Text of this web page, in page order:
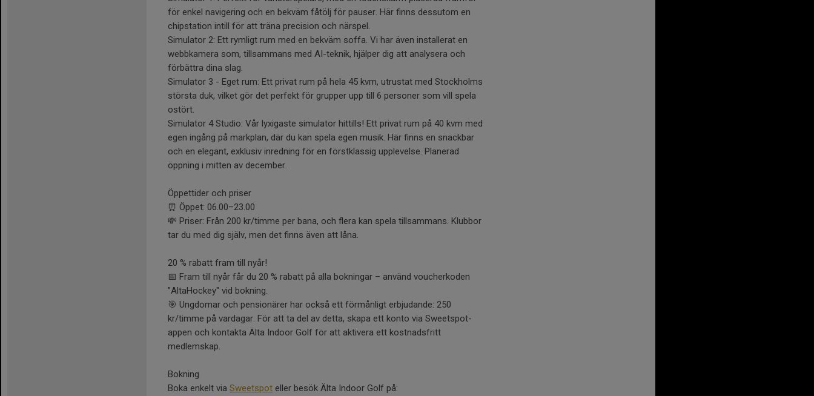
för enkel navigering och en bekväm fåtölj för pauser. Här finns dessutom en
chipstation intill för att träna precision och närspel.
Simulator 2: Ett rymligt rum med en bekväm soffa. Vi har även installerat en
webbkamera som, tillsammans med AI-teknik, hjälper dig att analysera och
förbättra dina slag.
Simulator 3 - Eget rum: Ett privat rum på hela 45 kvm, utrustat med Stockholms
största duk, vilket gör det perfekt för grupper upp till 6 personer som vill spela
ostört.
Simulator 4 Studio: Vår lyxigaste simulator hittills! Ett privat rum på 40 kvm med
egen ingång på markplan, där du kan spela egen musik. Här finns en snackbar
och en elegant, exklusiv inredning för en förstklassig upplevelse. Planerad
öppning i mitten av december.
Öppettider och priser
⏰ Öppet: 06.00–23.00
💸 Priser: Från 200 kr/timme per bana, och flera kan spela tillsammans. Klubbor
tar du med dig själv, men det finns även att låna.
20 % rabatt fram till nyår!
📅 Fram till nyår får du 20 % rabatt på alla bokningar – använd voucherkoden
”AltaHockey" vid bokning.
🎯 Ungdomar och pensionärer har också ett förmånligt erbjudande: 250
kr/timme på vardagar. För att ta del av detta, skapa ett konto via Sweetspot-
appen och kontakta Älta Indoor Golf för att aktivera ett kostnadsfritt
medlemskap.
Bokning
Boka enkelt via Sweetspot eller besök Älta Indoor Golf på: